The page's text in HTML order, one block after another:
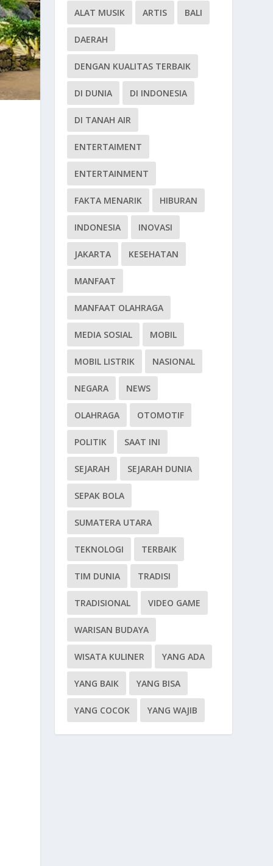
ALAT MUSIK ARTIS BALI
DAERAH
DENGAN KUALITAS TERBAIK
DI DUNIA DI INDONESIA
DI TANAH AIR
ENTERTAIMENT
ENTERTAINMENT
FAKTA MENARIK HIBURAN
INDONESIA INOVASI
JAKARTA KESEHATAN
MANFAAT
MANFAAT OLAHRAGA
MEDIA SOSIAL MOBIL
MOBIL LISTRIK NASIONAL
NEGARA NEWS
OLAHRAGA OTOMOTIF
POLITIK SAAT INI
SEJARAH SEJARAH DUNIA
SEPAK BOLA
SUMATERA UTARA
TEKNOLOGI TERBAIK
TIM DUNIA TRADISI
TRADISIONAL VIDEO GAME
WARISAN BUDAYA
WISATA KULINER YANG ADA
YANG BAIK YANG BISA
YANG COCOK YANG WAJIB